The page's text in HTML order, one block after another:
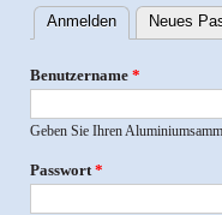
Haupt-
Reiter
Anmelden (aktiver Reiter)
Neues
Benutzername *
Geben Sie Ihren
Passwort *